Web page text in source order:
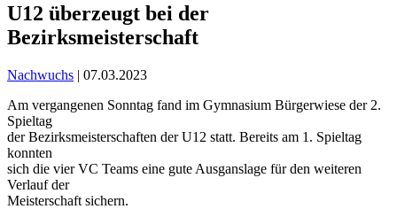
U12 überzeugt bei der
Bezirksmeisterschaft
Nachwuchs | 07.03.2023
Am vergangenen Sonntag fand im Gymnasium Bürgerwiese der 2.
Spieltag
der Bezirksmeisterschaften der U12 statt. Bereits am 1. Spieltag
konnten
sich die vier VC Teams eine gute Ausganslage für den weiteren
Verlauf der
Meisterschaft sichern.